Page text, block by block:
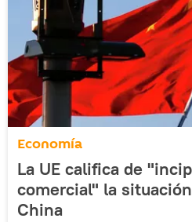
Economía
La UE califica de
comercial" la
China